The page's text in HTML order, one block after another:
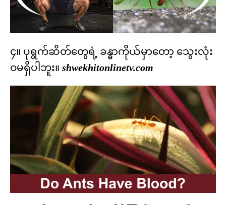
၄။ ပုရွက်ဆိတ်တွေရဲ့ ခန္ဓာကိုယ်မှာတော့ သွေးလုံး
ဝမရှိပါဘူး။ shwekhitonlinetv.com